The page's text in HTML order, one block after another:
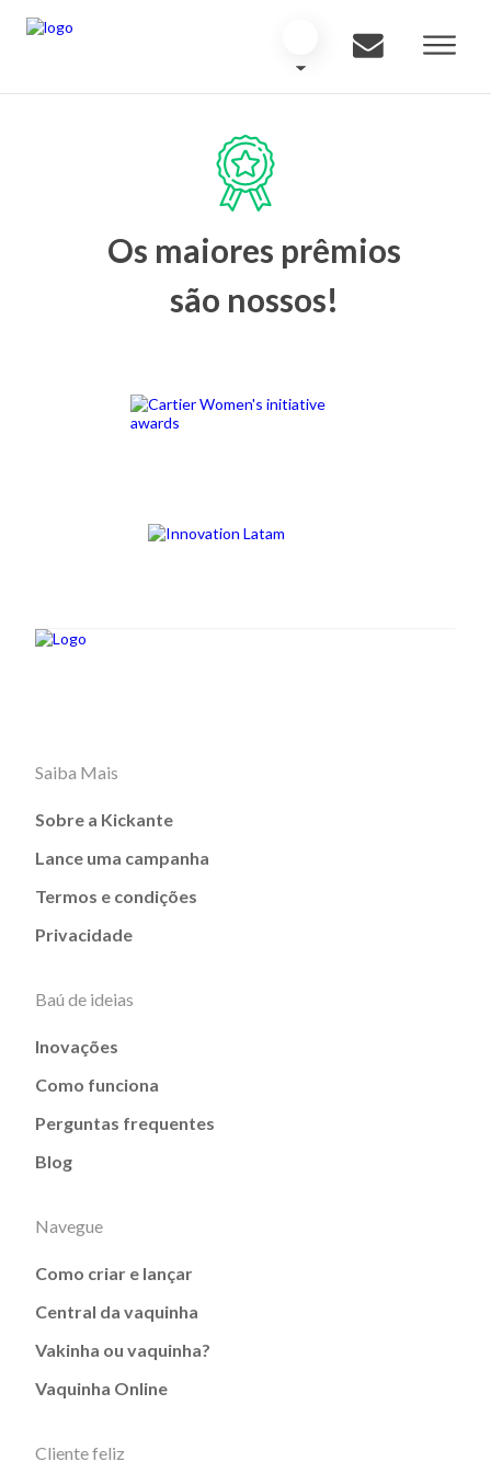
Os maiores prêmios
são nossos!
Saiba Mais
Sobre a Kickante
Lance uma campanha
Termos e condições
Privacidade
Baú de ideias
Inovações
Como funciona
Perguntas frequentes
Blog
Navegue
Como criar e lançar
Central da vaquinha
Vakinha ou vaquinha?
Vaquinha Online
Cliente feliz